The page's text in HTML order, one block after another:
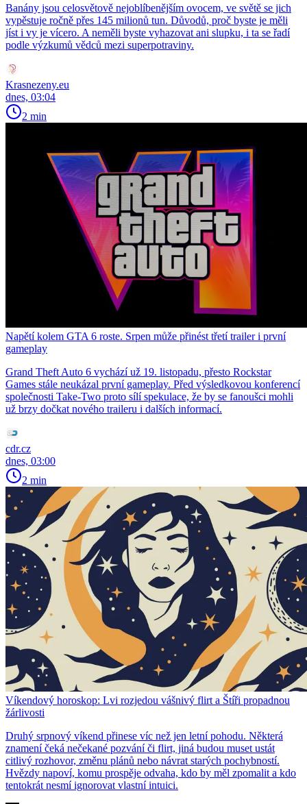
Banány jsou celosvětově nejoblíbenějším ovocem, ve světě se jich
vypěstuje ročně přes 145 milionů tun. Důvodů, proč byste je měli
jíst i vy je vícero. A neměli byste vyhazovat ani slupku, i ta se řadí
podle výzkumů vědců mezi superpotraviny.
Krasnezeny.eu
dnes, 03:04
2 min
Napětí kolem GTA 6 roste. Srpen může přinést třetí trailer i první
gameplay
Grand Theft Auto 6 vychází už 19. listopadu, přesto Rockstar
Games stále neukázal první gameplay. Před výsledkovou konferencí
společnosti Take-Two proto sílí spekulace, že by se fanoušci mohli
už brzy dočkat nového traileru i dalších informací.
cdr.cz
dnes, 03:00
2 min
Víkendový horoskop: Lvi rozjedou vášnivý flirt a Štíři propadnou
žárlivosti
Druhý srpnový víkend přinese víc než jen letní pohodu. Některá
znamení čeká nečekané pozvání či flirt, jiná budou muset ustát
citlivý rozhovor, změnu plánů nebo návrat starých pochybností.
Hvězdy napoví, komu prospěje odvaha, kdo by měl zpomalit a kdo
tentokrát nesmí ignorovat vlastní intuici.